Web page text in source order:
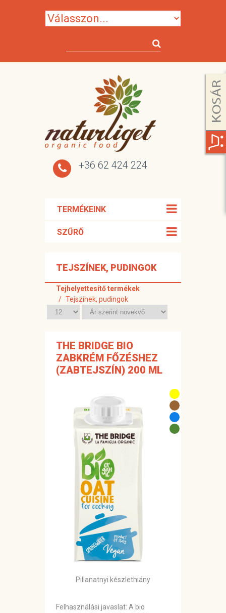
+36 62 424 224
TERMÉKEINK
SZŰRŐ
TEJSZÍNEK, PUDINGOK
Tejhelyettesítő termékek
Tejszínek, pudingok
THE BRIDGE BIO
ZABKRÉM FŐZÉSHEZ
(ZABTEJSZÍN) 200 ML
Pillanatnyi készlethiány
Felhasználási javaslat: A bio